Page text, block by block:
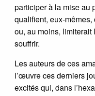
participer à la mise au
qualifient, eux-
ou, au moins,
souffrir.
Les auteurs de ces
l’œuvre ces derniers
excités qui, dans